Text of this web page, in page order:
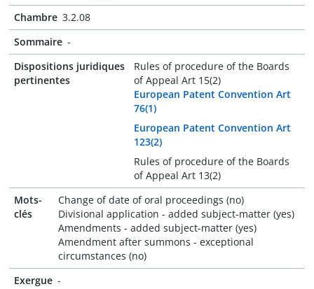
Chambre 3.2.08
Sommaire -
Dispositions juridiques
pertinentes
Rules of procedure of the Boards
of Appeal Art 15(2)
European Patent Convention Art
76(1)
European Patent Convention Art
123(2)
Rules of procedure of the Boards
of Appeal Art 13(2)
Mots-
clés
Change of date of oral proceedings (no)
Divisional application - added subject-matter (yes)
Amendments - added subject-matter (yes)
Amendment after summons - exceptional
circumstances (no)
Exergue -